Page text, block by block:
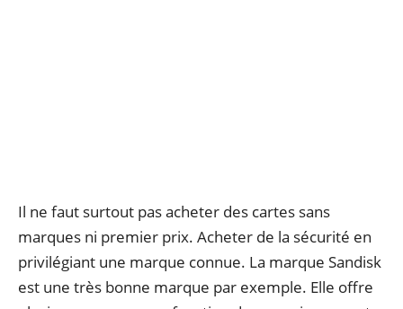
Il ne faut surtout pas acheter des cartes sans
marques ni premier prix. Acheter de la sécurité en
privilégiant une marque connue. La marque Sandisk
est une très bonne marque par exemple. Elle offre